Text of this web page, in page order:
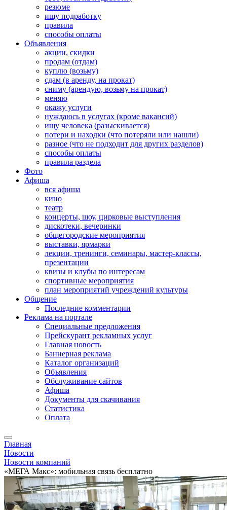
резюме
ищу подработку
правила
способы оплаты
Объявления
акции, скидки
продам (отдам)
куплю (возьму)
сдам (в аренду, на прокат)
сниму (арендую, возьму на прокат)
меняю
окажу услуги
нуждаюсь в услугах (кроме вакансий)
ищу человека (разыскивается)
потери и находки (что потеряли или нашли)
разное (что не подходит для других разделов)
способы оплаты
правила раздела
Фото
Афиша
вся афиша
кино
театр
концерты, шоу, цирковые выступления
дискотеки, вечеринки
общегородские мероприятия
выставки, ярмарки
лекции, тренинги, семинары, мастер-классы,
презентации
квизы и клубы по интересам
спортивные мероприятия
план мероприятий учреждений культуры
Общение
Последние комментарии
Реклама на портале
Специальные предложения
Прейскурант рекламных услуг
Главная новость
Баннерная реклама
Каталог организаций
Объявления
Обслуживание сайтов
Афиша
Документы для скачивания
Статистика
Оплата
Главная
Новости
Новости компаний
«МЕГА Макс»: мобильная связь бесплатно